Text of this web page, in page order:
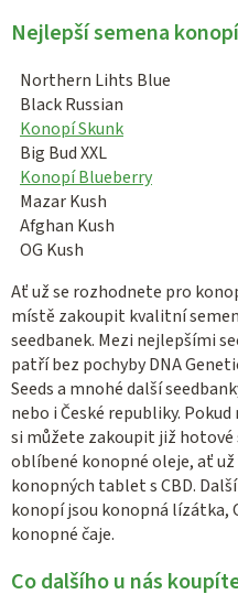
Nejlepší semena
Northern Lihts Blue
Black Russian
Konopí Skunk
Big Bud XXL
Konopí Blueberry
Mazar Kush
Afghan Kush
OG Kush
Ať už se rozhodnete pro
místě zakoupit kvalitní
seedbanek. Mezi nejlepšími
patří bez pochyby DNA
Seeds a mnohé další
nebo i České republiky.
si můžete zakoupit již hotové
oblíbené konopné oleje, ať už
konopných tablet s CBD.
konopí jsou konopná lízátka,
konopné čaje.
Co dalšího u nás